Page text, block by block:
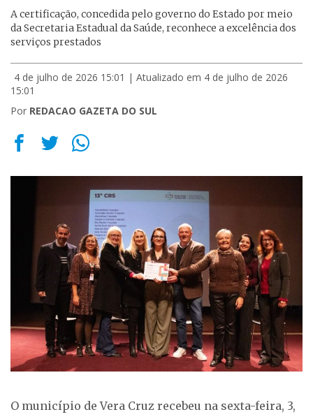
A certificação, concedida pelo governo do Estado por meio
da Secretaria Estadual da Saúde, reconhece a excelência dos
serviços prestados
4 de julho de 2026 15:01 | Atualizado em 4 de julho de 2026
15:01
Por REDACAO GAZETA DO SUL
O município de Vera Cruz recebeu na sexta-feira, 3,